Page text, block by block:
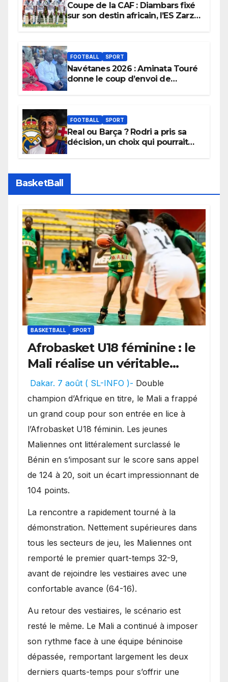
Coupe de la CAF : Diambars fixé
sur son destin africain, l’ES Zarzis
FOOTBALL SPORT
Navétanes 2026 : Aminata Touré
donne le coup d’envoi de
apaisées.
FOOTBALL SPORT
Real ou Barça ? Rodri a pris sa
décision, un choix qui pourrait
BasketBall
BASKETBALL SPORT
Afrobasket U18 féminine : le
Mali réalise un véritable
festival offensif et inflige
une lourde défaite au
Bénin.
Dakar. 7 août ( SL-INFO )- Double
champion d’Afrique en titre, le Mali a frappé
un grand coup pour son entrée en lice à
l’Afrobasket U18 féminin. Les jeunes
Maliennes ont littéralement surclassé le
Bénin en s’imposant sur le score sans appel
de 124 à 20, soit un écart impressionnant de
104 points.
La rencontre a rapidement tourné à la
démonstration. Nettement supérieures dans
tous les secteurs de jeu, les Maliennes ont
remporté le premier quart-temps 32-9,
avant de rejoindre les vestiaires avec une
confortable avance (64-16).
Au retour des vestiaires, le scénario est
resté le même. Le Mali a continué à imposer
son rythme face à une équipe béninoise
dépassée, remportant largement les deux
derniers quarts-temps pour s’offrir une